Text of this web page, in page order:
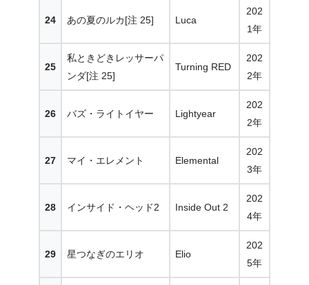
24 あの夏のルカ[注 25] Luca
202
1年
25
私ときどきレッサーパ
ンダ[注 25]
Turning RED
202
2年
26 バズ・ライトイヤー Lightyear
202
2年
27 マイ・エレメント Elemental
202
3年
28 インサイド・ヘッド2 Inside Out 2
202
4年
29 星つなぎのエリオ Elio
202
5年